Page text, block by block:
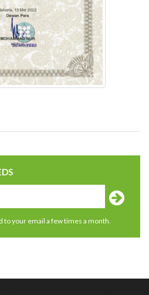
your email a few times a month.